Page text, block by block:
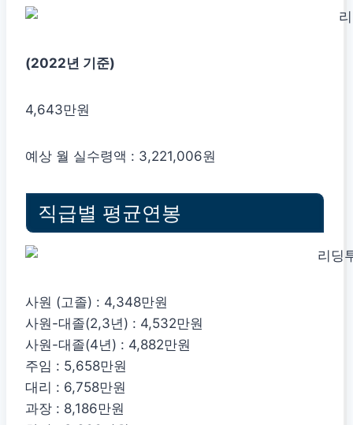
(2022년 기준)
4,643만원
예상 월 실수령액 : 3,221,006원
직급별 평균연봉
사원 (고졸) : 4,348만원
사원-대졸(2,3년) : 4,532만원
사원-대졸(4년) : 4,882만원
주임 : 5,658만원
대리 : 6,758만원
과장 : 8,186만원